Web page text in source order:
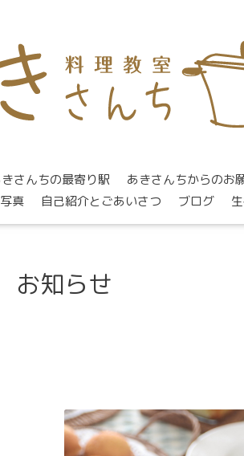
さんちの最寄り駅
あきさんちからのお
真 自己紹介とごあいさつ ブログ
お知らせ